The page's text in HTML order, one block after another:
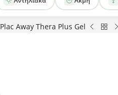
Plac Away Thera Plus Gel